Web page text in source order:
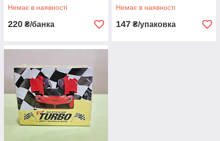
Немає в наявності
220 ₴/банка
Немає в наявності
147 ₴/упаковка